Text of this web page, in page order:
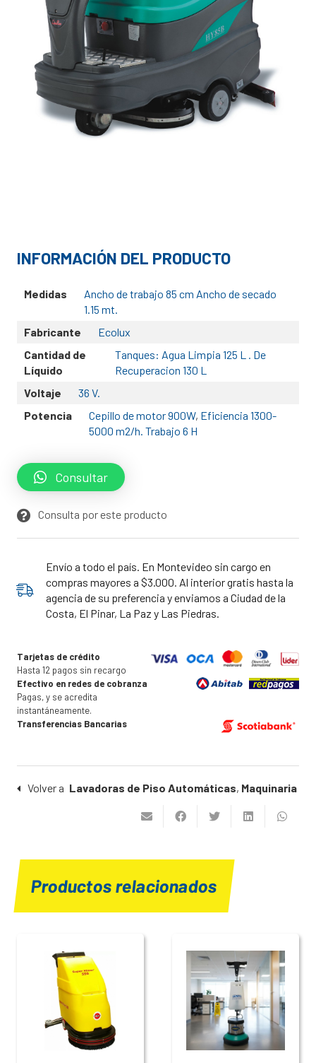
INFORMACIÓN DEL PRODUCTO
Medidas
Ancho de trabajo 85 cm Ancho de secado
1.15 mt.
Fabricante
Ecolux
Cantidad de
Líquido
Tanques: Agua Limpia 125 L . De
Recuperacion 130 L
Voltaje
36 V.
Potencia
Cepillo de motor 900W, Eficiencia 1300-
5000 m2/h. Trabajo 6 H
Consultar
Consulta por este producto
Envío a todo el país. En Montevideo sin cargo en
compras mayores a $3.000. Al interior gratis hasta la
agencia de su preferencia y enviamos a Ciudad de la
Costa, El Pinar, La Paz y Las Piedras.
Tarjetas de crédito
Hasta 12 pagos sin recargo
Efectivo en redes de cobranza
Pagas, y se acredita
instantáneamente.
Transferencias Bancarias
Volver a Lavadoras de Piso Automáticas, Maquinaria
Productos relacionados